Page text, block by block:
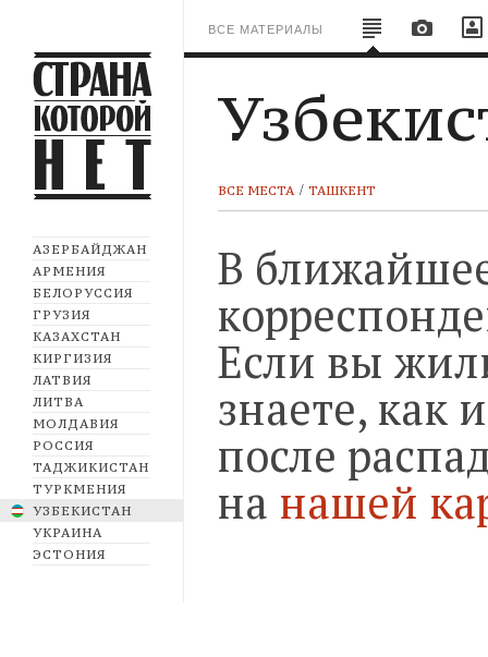
АЗЕРБАЙДЖАН
АРМЕНИЯ
БЕЛОРУССИЯ
ГРУЗИЯ
КАЗАХСТАН
КИРГИЗИЯ
ЛАТВИЯ
ЛИТВА
МОЛДАВИЯ
РОССИЯ
ТАДЖИКИСТАН
ТУРКМЕНИЯ
УЗБЕКИСТАН
УКРАИНА
ЭСТОНИЯ
ВСЕ МАТЕРИАЛЫ
ВСЕ МЕСТА ТАШКЕНТ
В
Если вы
знаете, как
после
на нашей